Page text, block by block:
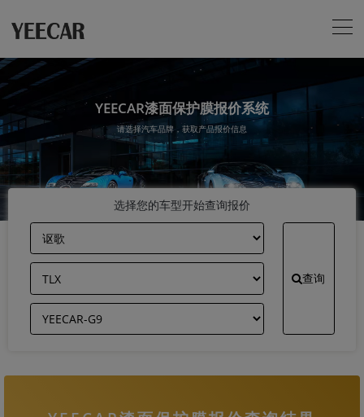
YEECAR漆面保护膜报价系统
请选择汽车品牌，获取产品报价信息
选择您的车型开始查询报价
查询